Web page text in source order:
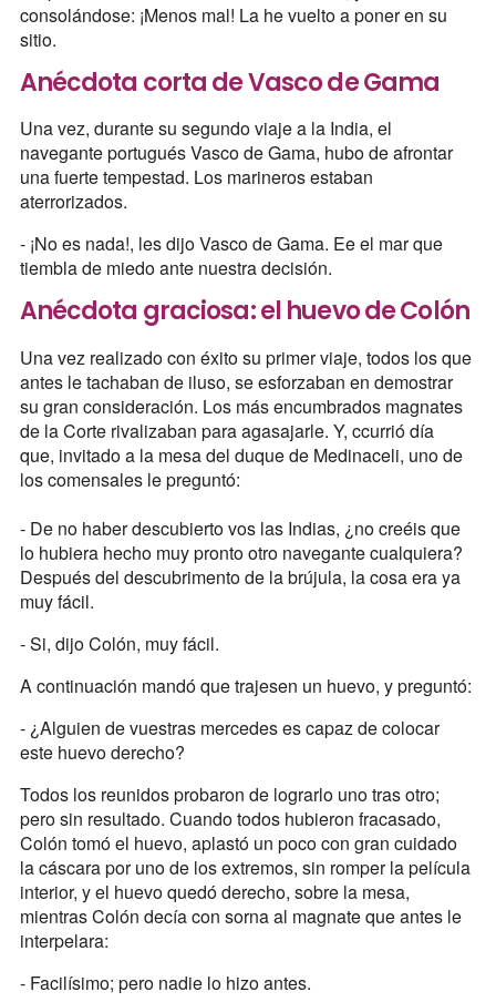
consolándose: ¡Menos mal! La he vuelto a poner en su
sitio.
Anécdota corta de Vasco de Gama
Una vez, durante su segundo viaje a la India, el
navegante portugués Vasco de Gama, hubo de afrontar
una fuerte tempestad. Los marineros estaban
aterrorizados.
- ¡No es nada!, les dijo Vasco de Gama. Ee el mar que
tiembla de miedo ante nuestra decisión.
Anécdota graciosa: el huevo de Colón
Una vez realizado con éxito su primer viaje, todos los que
antes le tachaban de iluso, se esforzaban en demostrar
su gran consideración. Los más encumbrados magnates
de la Corte rivalizaban para agasajarle. Y, ccurrió día
que, invitado a la mesa del duque de Medinaceli, uno de
los comensales le preguntó:
- De no haber descubierto vos las Indias, ¿no creéis que
lo hubiera hecho muy pronto otro navegante cualquiera?
Después del descubrimento de la brújula, la cosa era ya
muy fácil.
- Si, dijo Colón, muy fácil.
A continuación mandó que trajesen un huevo, y preguntó:
- ¿Alguien de vuestras mercedes es capaz de colocar
este huevo derecho?
Todos los reunidos probaron de lograrlo uno tras otro;
pero sin resultado. Cuando todos hubieron fracasado,
Colón tomó el huevo, aplastó un poco con gran cuidado
la cáscara por uno de los extremos, sin romper la película
interior, y el huevo quedó derecho, sobre la mesa,
mientras Colón decía con sorna al magnate que antes le
interpelara:
- Facilísimo; pero nadie lo hizo antes.